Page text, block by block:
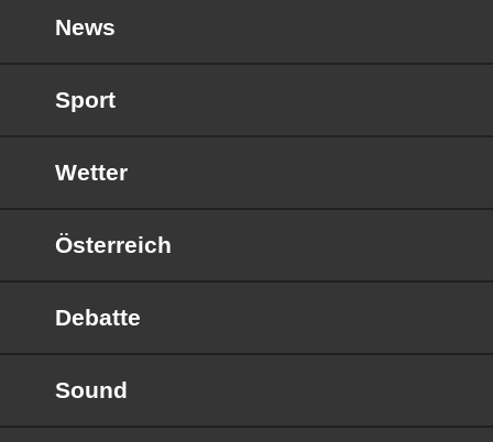
News
Sport
Wetter
Österreich
Debatte
Sound